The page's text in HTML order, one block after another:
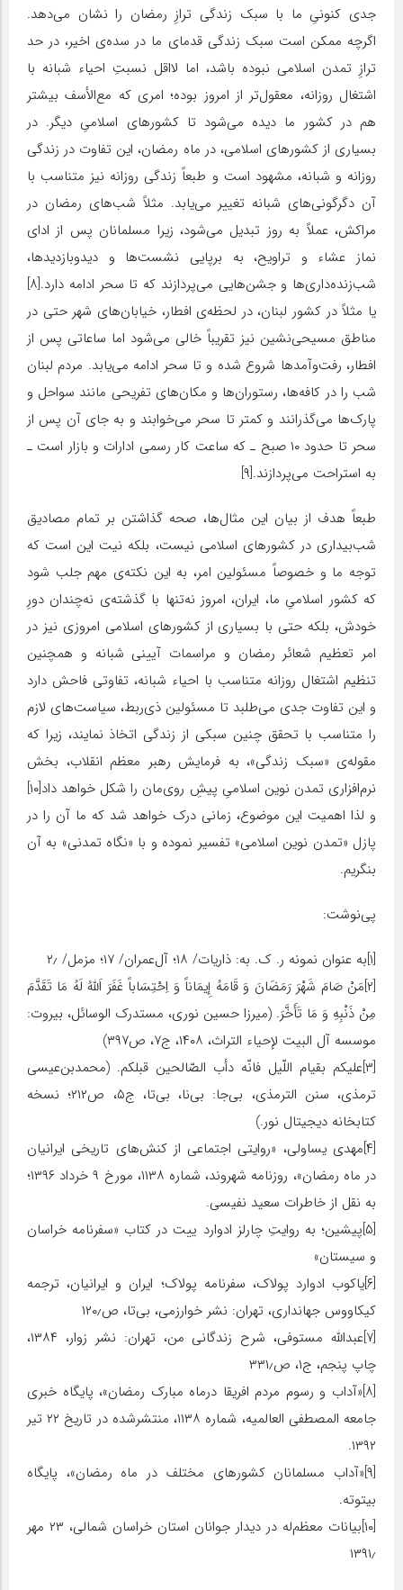
جدی کنونیِ ما با سبک زندگی ترازِ رمضان را نشان می‌دهد.
اگرچه ممکن است سبک زندگی قدمای ما در سده‌ی اخیر، در حد
ترازِ تمدن اسلامی نبوده باشد، اما لااقل نسبتِ احیاء شبانه با
اشتغال روزانه، معقول‌تر از امروز بوده؛ امری که مع‌الأسف بیشتر
هم در کشور ما دیده می‌شود تا کشورهای اسلامیِ دیگر. در
بسیاری از کشورهای اسلامی، در ماه رمضان، این تفاوت در زندگی
روزانه و شبانه، مشهود است و طبعاً زندگی روزانه نیز متناسب با
آن دگرگونی‌های شبانه تغییر می‌یابد. مثلاً شب‌های رمضان در
مراکش، عملاً به روز تبدیل می‌شود، زیرا مسلمانان پس از ادای
نماز عشاء و تراویح، به برپایی نشست‌ها و دیدوبازدیدها،
شب‌زنده‌داری‌ها و جشن‌هایی می‌پردازند که تا سحر ادامه دارد.[۸]
یا مثلاً در کشور لبنان، در لحظه‌ی افطار، خیابان‌های شهر حتی در
مناطق مسیحی‌نشین نیز تقریباً خالی می‌شود اما ساعاتی پس از
افطار، رفت‌وآمدها شروع شده و تا سحر ادامه می‌یابد. مردم لبنان
شب را در کافه‌ها، رستوران‌ها و مکان‌های تفریحی مانند سواحل و
پارک‌ها می‌گذرانند و کمتر تا سحر می‌خوابند و به جای آن پس از
سحر تا حدود ۱۰ صبح ـ که ساعت کار رسمی ادارات و بازار است ـ
به استراحت می‌پردازند.[۹]
طبعاً هدف از بیان این مثال‌ها، صحه گذاشتن بر تمام مصادیق
شب‌بیداری در کشورهای اسلامی نیست، بلکه نیت این است که
توجه ما و خصوصاً مسئولین امر، به این نکته‌ی مهم جلب شود
که کشور اسلامیِ ما، ایران، امروز نه‌تنها با گذشته‌ی نه‌چندان دورِ
خودش، بلکه حتی با بسیاری از کشورهای اسلامی امروزی نیز در
امر تعظیم شعائر رمضان و مراسمات آیینی شبانه و همچنین
تنظیم اشتغال روزانه متناسب با احیاء شبانه، تفاوتی فاحش دارد
و این تفاوت جدی می‌طلبد تا مسئولین ذی‌ربط، سیاست‌های لازم
را متناسب با تحقق چنین سبکی از زندگی اتخاذ نمایند، زیرا که
مقوله‌ی «سبک زندگی»، به فرمایش رهبر معظم انقلاب، بخش
نرم‌افزاری تمدن نوین اسلامیِ پیشِ روی‌مان را شکل خواهد داد[۱۰]
و لذا اهمیت این موضوع، زمانی درک خواهد شد که ما آن را در
پازل «تمدن نوین اسلامی» تفسیر نموده و با «نگاه تمدنی» به آن
بنگریم.
پی‌نوشت:
[۱]به عنوان نمونه ر. ک. به: ذاریات/ ۱۸؛ آل‌عمران/ ۱۷؛ مزمل/ ۲٫
[۲]مَنْ صَامَ شَهْرَ رَمَضَانَ وَ قَامَهُ إِیمَاناً وَ اِحْتِسَاباً غَفَرَ اَللَّهُ لَهُ مَا تَقَدَّمَ
مِنْ ذَنْبِهِ وَ مَا تَأَخَّرَ. (میرزا حسین نوری، مستدرک الوسائل، بیروت:
موسسه آل البیت لإحیاء التراث، ۱۴۰۸، ج۷، ص۳۹۷)
[۳]علیکم بقیام اللّیل فانّه دأب الصّالحین قبلکم. (محمدبن‌عیسی
ترمذی، سنن الترمذی، بی‌جا: بی‌نا، بی‌تا، ج۵، ص۲۱۲؛ نسخه
کتابخانه دیجیتال نور.)
[۴]مهدی یساولی، «روایتی اجتماعی از کنش‌های تاریخی ایرانیان
در ماه رمضان»، روزنامه شهروند، شماره ۱۱۳۸، مورخ ۹ خرداد ۱۳۹۶؛
به نقل از خاطرات سعید نفیسی.
[۵]پیشین؛ به روایتِ چارلز ادوارد ییت در کتاب «سفرنامه خراسان
و سیستان»
[۶]یاکوب ادوارد پولاک، سفرنامه پولاک؛ ایران و ایرانیان، ترجمه
کیکاووس جهانداری، تهران: نشر خوارزمی، بی‌تا، ص۱۲۰٫
[۷]عبدالله مستوفی، شرح زندگانی من، تهران: نشر زوار، ۱۳۸۴،
چاپ پنجم، ج۱، ص۳۳۱٫
[۸]«آداب و رسوم مردم افریقا درماه مبارک رمضان»، پایگاه خبری
جامعه المصطفی العالمیه، شماره ۱۱۳۸، منتشرشده در تاریخ ۲۲ تیر
۱۳۹۲.
[۹]«آداب مسلمانان کشورهای مختلف در ماه رمضان»، پایگاه
بیتوته.
[۱۰]بیانات معظم‌له در دیدار جوانان استان خراسان شمالی، ۲۳ مهر
۱۳۹۱٫